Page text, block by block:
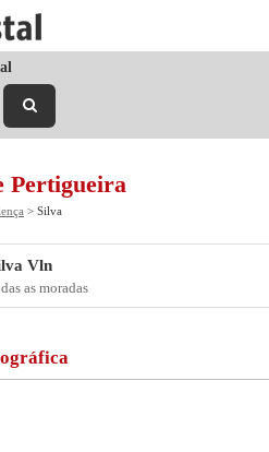
Pertigueira
> Silva
Vln
as moradas